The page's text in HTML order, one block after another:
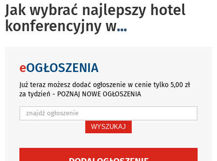
Jak wybrać najlepszy hotel
konferencyjny w...
eOGŁOSZENIA
Już teraz możesz dodać ogłoszenie w cenie tylko 5,00 zł
za tydzień - POZNAJ NOWE OGŁOSZENIA
WYSZUKAJ